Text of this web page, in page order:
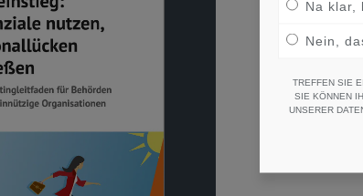
Na klar,
Nein,
TREFFEN SIE
SIE KÖNNEN
UNSERER